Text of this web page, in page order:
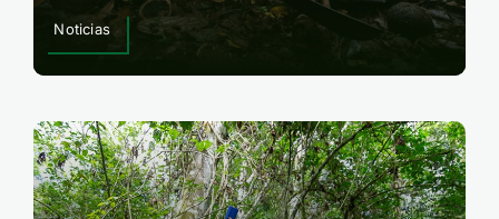
Noticias